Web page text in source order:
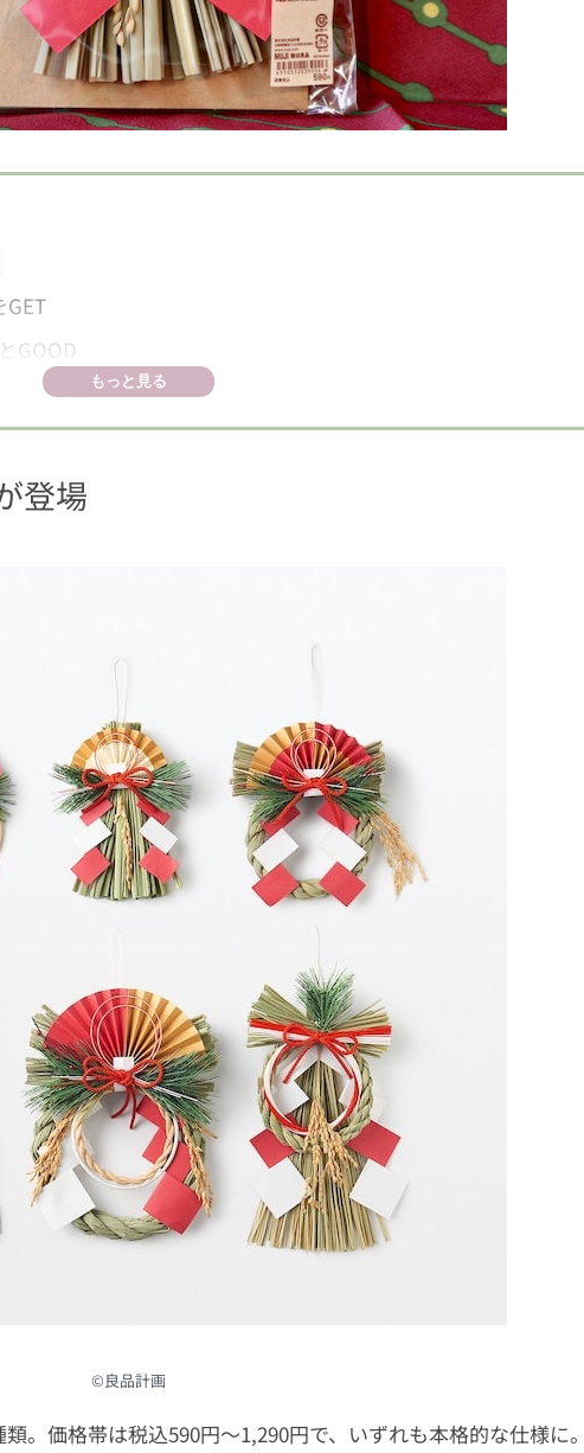
GOOD
もっと見る
登場
©︎良品計画
類。価格帯は税込590円〜1,290円で、いずれも本格的な仕様に。